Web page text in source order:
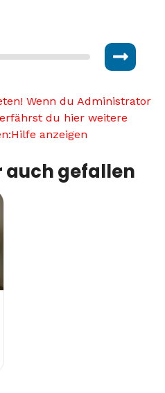
Wenn du Administrator
du hier weitere
Hilfe anzeigen
auch gefallen